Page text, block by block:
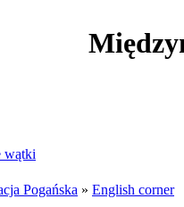
wątki
Pogańska » English corner